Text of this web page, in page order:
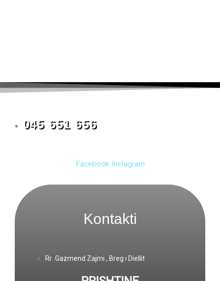
045 651 656
Facebook Instagram
Kontakti
Rr .Gazmend Zajmi , Breg i Diellit